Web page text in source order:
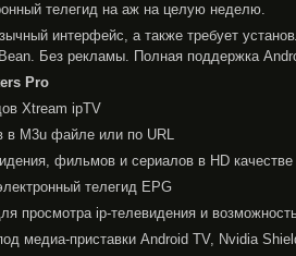
телегид на аж на целую неделю.
интерфейс, а также требует
Без рекламы. Полная поддержка
Pro
Xtream ipTV
в M3u файле или по URL
фильмов и сериалов в HD качестве
телегид EPG
просмотра ip-телевидения и
медиа-приставки Android TV, Nvidia